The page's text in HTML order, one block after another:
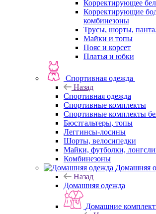
Корректирующее
Корректирующие
комбинезоны
Трусы, шорты,
Майки и топы
Пояс и корсет
Платья и юбки
Спортивная одежда
Назад
Спортивная одежда
Спортивные комплекты
Спортивные комплекты
Бюстгальтеры, топы
Леггинсы-лосины
Шорты, велосипедки
Майки, футболки,
Комбинезоны
Домашняя
Назад
Домашняя одежда
Домашние